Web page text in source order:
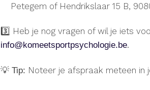
Petegem of Hendrikslaar 15 B,
3️⃣ Heb je nog vragen of wil je iets
info@komeetsportpsychologie.be.
💡 Tip: Noteer je afspraak meteen in